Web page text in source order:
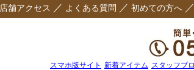
店舗アクセス ／ よくある質問 ／ 初めての方へ ／
スタッフブ
新着アイテム
スマホ版サイト